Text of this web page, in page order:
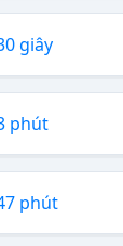
giây
phút
phút